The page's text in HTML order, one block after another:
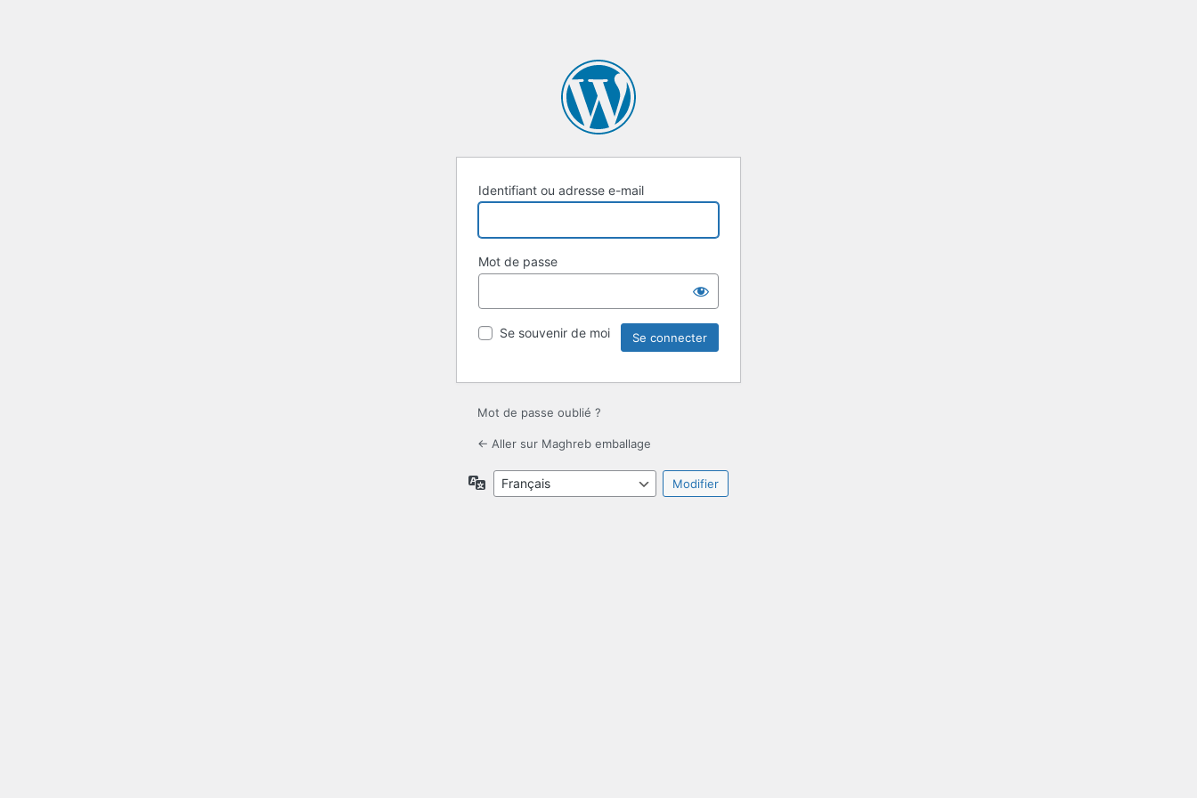
Identifiant ou adresse e-mail
Mot de passe
Se souvenir de moi
Mot de passe oublié ?
← Aller sur Maghreb emballage
Langue